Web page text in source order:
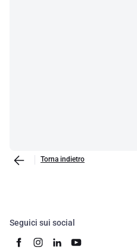
Torna indietro
Seguici sui social